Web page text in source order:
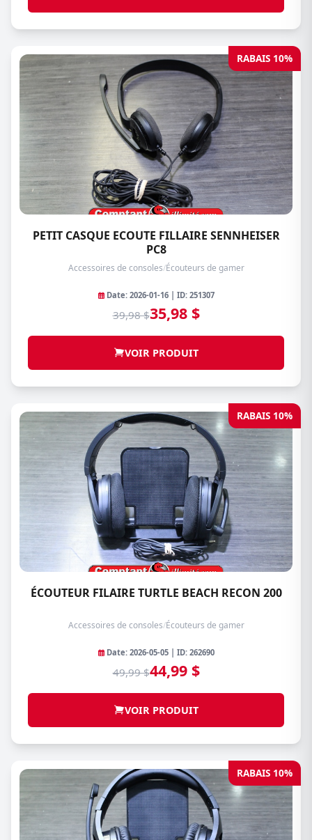
RABAIS 10%
PETIT CASQUE ECOUTE FILLAIRE SENNHEISER
PC8
Accessoires de consoles/Écouteurs de gamer
Date: 2026-01-16 | ID: 251307
39,98 $35,98 $
VOIR PRODUIT
RABAIS 10%
ÉCOUTEUR FILAIRE TURTLE BEACH RECON 200
Accessoires de consoles/Écouteurs de gamer
Date: 2026-05-05 | ID: 262690
49,99 $44,99 $
VOIR PRODUIT
RABAIS 10%